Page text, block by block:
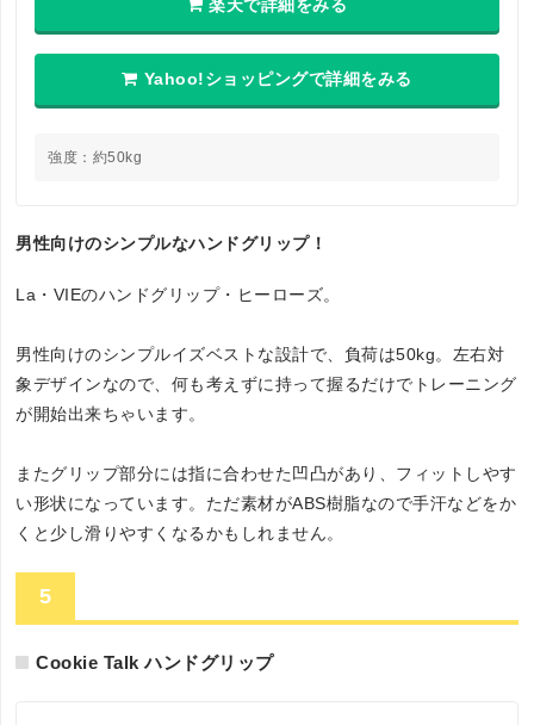
楽天で詳細をみる
Yahoo!ショッピングで詳細をみる
強度：約50kg
男性向けのシンプルなハンドグリップ！
La・VIEのハンドグリップ・ヒーローズ。
男性向けのシンプルイズベストな設計で、負荷は50kg。左右対
象デザインなので、何も考えずに持って握るだけでトレーニング
が開始出来ちゃいます。
またグリップ部分には指に合わせた凹凸があり、フィットしやす
い形状になっています。ただ素材がABS樹脂なので手汗などをか
くと少し滑りやすくなるかもしれません。
5
Cookie Talk ハンドグリップ